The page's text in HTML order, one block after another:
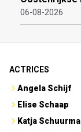
06-08-2026
ACTRICES
Angela Schijf
Elise Schaap
Katja